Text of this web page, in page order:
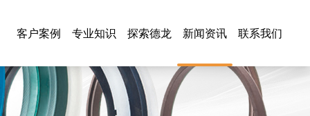
客户案例 专业知识 探索德龙 新闻资讯 联系我们